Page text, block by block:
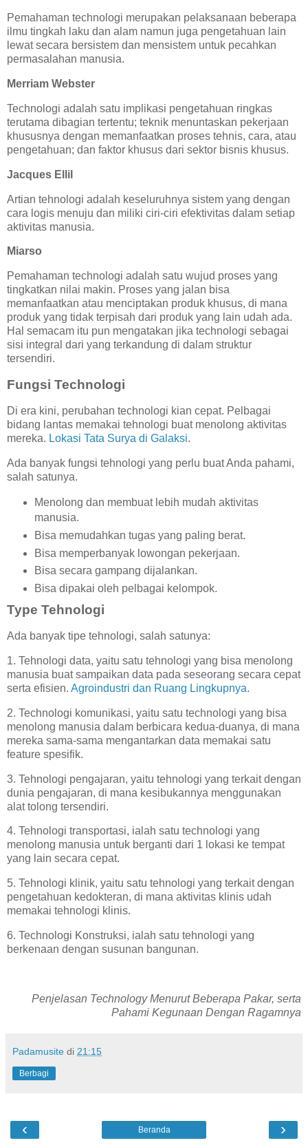
Pemahaman technologi merupakan pelaksanaan beberapa
ilmu tingkah laku dan alam namun juga pengetahuan lain
lewat secara bersistem dan mensistem untuk pecahkan
permasalahan manusia.
Merriam Webster
Technologi adalah satu implikasi pengetahuan ringkas
terutama dibagian tertentu; teknik menuntaskan pekerjaan
khususnya dengan memanfaatkan proses tehnis, cara, atau
pengetahuan; dan faktor khusus dari sektor bisnis khusus.
Jacques Ellil
Artian tehnologi adalah keseluruhnya sistem yang dengan
cara logis menuju dan miliki ciri-ciri efektivitas dalam setiap
aktivitas manusia.
Miarso
Pemahaman technologi adalah satu wujud proses yang
tingkatkan nilai makin. Proses yang jalan bisa
memanfaatkan atau menciptakan produk khusus, di mana
produk yang tidak terpisah dari produk yang lain udah ada.
Hal semacam itu pun mengatakan jika technologi sebagai
sisi integral dari yang terkandung di dalam struktur
tersendiri.
Fungsi Technologi
Di era kini, perubahan technologi kian cepat. Pelbagai
bidang lantas memakai tehnologi buat menolong aktivitas
mereka. Lokasi Tata Surya di Galaksi.
Ada banyak fungsi tehnologi yang perlu buat Anda pahami,
salah satunya.
Menolong dan membuat lebih mudah aktivitas
manusia.
Bisa memudahkan tugas yang paling berat.
Bisa memperbanyak lowongan pekerjaan.
Bisa secara gampang dijalankan.
Bisa dipakai oleh pelbagai kelompok.
Type Tehnologi
Ada banyak tipe tehnologi, salah satunya:
1. Tehnologi data, yaitu satu tehnologi yang bisa menolong
manusia buat sampaikan data pada seseorang secara cepat
serta efisien. Agroindustri dan Ruang Lingkupnya.
2. Technologi komunikasi, yaitu satu technologi yang bisa
menolong manusia dalam berbicara kedua-duanya, di mana
mereka sama-sama mengantarkan data memakai satu
feature spesifik.
3. Tehnologi pengajaran, yaitu tehnologi yang terkait dengan
dunia pengajaran, di mana kesibukannya menggunakan
alat tolong tersendiri.
4. Tehnologi transportasi, ialah satu technologi yang
menolong manusia untuk berganti dari 1 lokasi ke tempat
yang lain secara cepat.
5. Tehnologi klinik, yaitu satu tehnologi yang terkait dengan
pengetahuan kedokteran, di mana aktivitas klinis udah
memakai tehnologi klinis.
6. Technologi Konstruksi, ialah satu tehnologi yang
berkenaan dengan susunan bangunan.
Penjelasan Technology Menurut Beberapa Pakar, serta
Pahami Kegunaan Dengan Ragamnya
Padamusite di 21:15
Berbagi
‹ ›
Beranda